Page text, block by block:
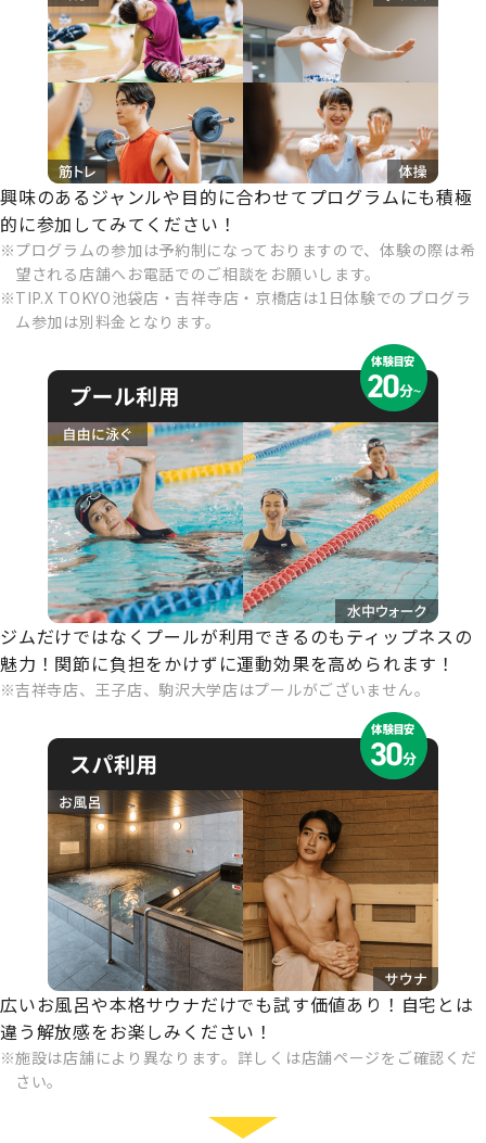
興味のあるジャンルや目的に合わせてプログラムにも積極
的に参加してみてください！
プログラムの参加は予約制になっておりますので、体験の際は希
望される店舗へお電話でのご相談をお願いします。
TIP.X TOKYO池袋店・吉祥寺店・京橋店は1日体験でのプログラ
ム参加は別料金となります。
ジムだけではなくプールが利用できるのもティップネスの
魅力！関節に負担をかけずに運動効果を高められます！
吉祥寺店、王子店、駒沢大学店はプールがございません。
広いお風呂や本格サウナだけでも試す価値あり！自宅とは
違う解放感をお楽しみください！
施設は店舗により異なります。詳しくは店舗ページをご確認くだ
さい。